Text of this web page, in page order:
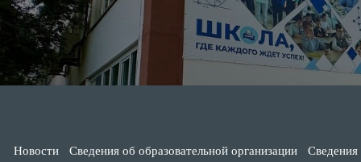
Новости Сведения об образовательной организации Сведения